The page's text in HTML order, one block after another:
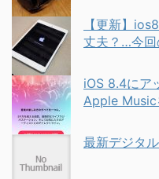
【更新】
丈夫？…今回
iOS 8.4にア
Apple Music
最新デジタ